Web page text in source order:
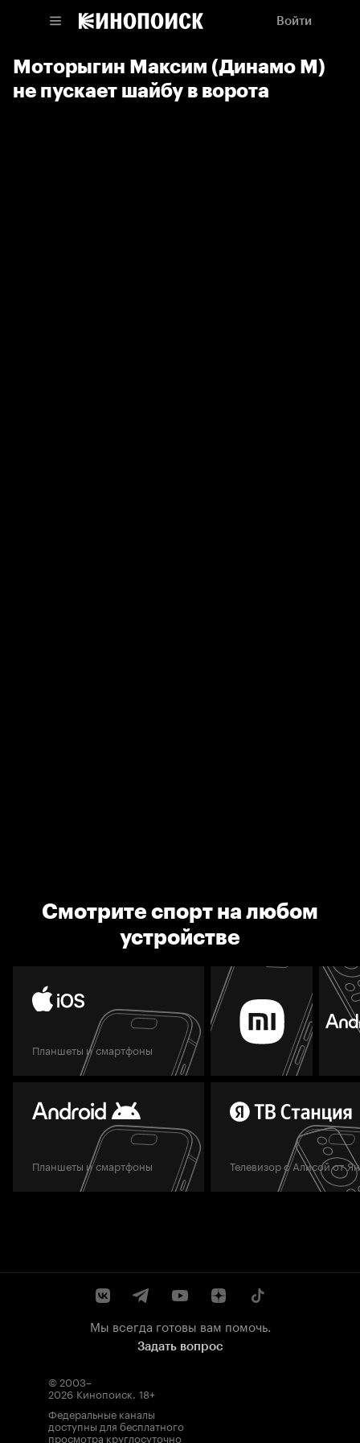
Войти
Моторыгин Максим (Динамо М)
не пускает шайбу в ворота
Смотрите спорт на любом
устройстве
Планшеты и смартфоны
Планшеты и смартфоны Телевизор с Алисой от
Мы всегда готовы вам помочь.
Задать вопрос
© 2003–
2026 Кинопоиск. 18+
Федеральные каналы
доступны для бесплатного
просмотра круглосуточно